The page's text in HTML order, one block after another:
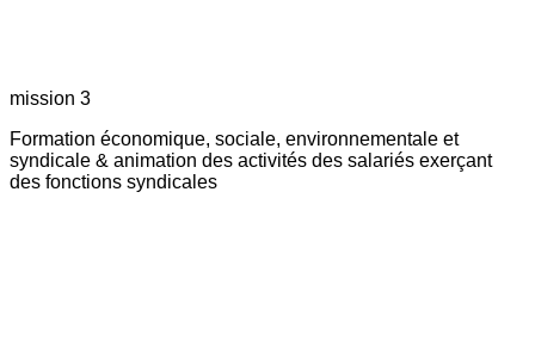
mission 3
Formation économique, sociale, environnementale et
syndicale & animation des activités des salariés exerçant
des fonctions syndicales